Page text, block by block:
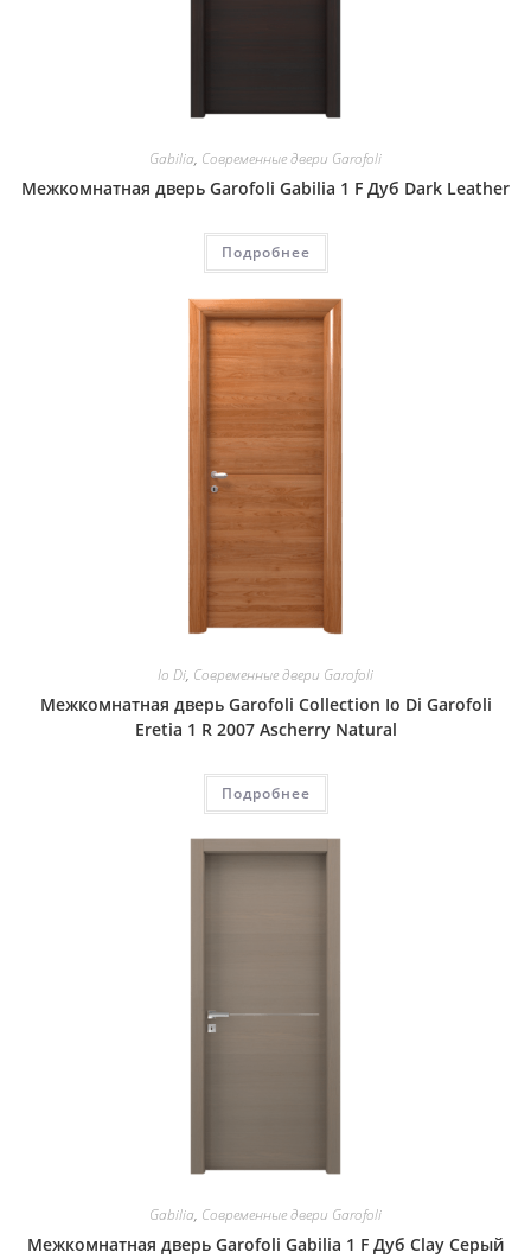
Gabilia, Современные двери Garofoli
Межкомнатная дверь Garofoli Gabilia 1 F Дуб Dark Leather
Подробнее
Io Di, Современные двери Garofoli
Межкомнатная дверь Garofoli Collection Io Di Garofoli
Eretia 1 R 2007 Ascherry Natural
Подробнее
Gabilia, Современные двери Garofoli
Межкомнатная дверь Garofoli Gabilia 1 F Дуб Clay Серый